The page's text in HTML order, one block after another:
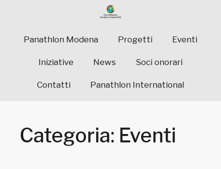
Panathlon Modena Progetti Eventi
Iniziative News Soci onorari
Contatti Panathlon International
Categoria: Eventi